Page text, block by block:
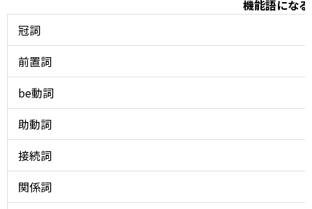
機能語にな
冠詞
前置詞
be動詞
助動詞
接続詞
関係詞